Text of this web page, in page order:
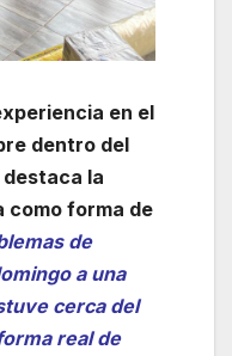
en el
dentro del
destaca la
como forma de
de
a una
cerca del
real de